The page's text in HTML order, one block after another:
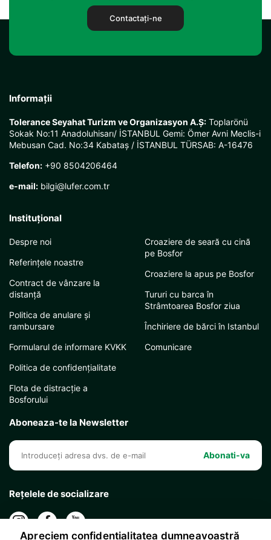
Contactaţi-ne
Informații
Tolerance Seyahat Turizm ve Organizasyon A.Ş: Toplarönü
Sokak No:11 Anadoluhisarı/ İSTANBUL Gemi: Ömer Avni Meclis-i
Mebusan Cad. No:34 Kabataş / İSTANBUL TÜRSAB: A-16476
Telefon: +90 8504206464
e-mail: bilgi@lufer.com.tr
Instituţional
Despre noi
Referințele noastre
Contract de vânzare la
distanță
Politica de anulare și
rambursare
Formularul de informare KVKK
Politica de confidențialitate
Flota de distracție a
Bosforului
Croaziere de seară cu cină
pe Bosfor
Croaziere la apus pe Bosfor
Tururi cu barca în
Strâmtoarea Bosfor ziua
Închiriere de bărci în Istanbul
Comunicare
Aboneaza-te la Newsletter
Abonati-va
Rețelele de socializare
Apreciem confidențialitatea dumneavoastră